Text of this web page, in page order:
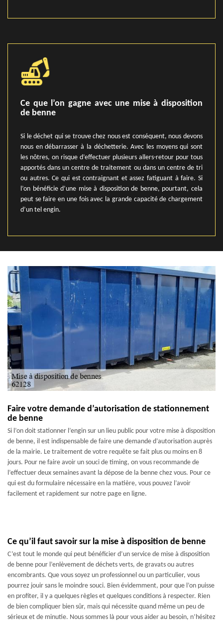
Ce que l’on gagne avec une mise à disposition
de benne
Si le déchet qui se trouve chez nous est conséquent, nous devons
nous en débarrasser à la déchetterie. Avec les moyens qui sont
les nôtres, on risque d’effectuer plusieurs allers-retour pour tous
apportés dans un centre de traitement ou dans un centre de tri
ou autres. Ce qui est contraignant et assez fatiguant à faire. Si
l’on bénéficie d’une mise à disposition de benne, pourtant, cela
peut se faire en une fois avec la grande capacité de chargement
d’un tel engin.
Faire votre demande d’autorisation de stationnement
de benne
Si l’on doit stationner l’engin sur un lieu public pour votre mise à disposition
de benne, il est indispensable de faire une demande d’autorisation auprès
de la mairie. Le traitement de votre requête se fait plus ou moins en 8
jours. Pour ne faire avoir un souci de timing, on vous recommande de
l’effectuer deux semaines avant la dépose de la benne chez vous. Pour ce
qui est du formulaire nécessaire en la matière, vous pouvez l’avoir
facilement et rapidement sur notre page en ligne.
Ce qu’il faut savoir sur la mise à disposition de benne
C’est tout le monde qui peut bénéficier d’un service de mise à disposition
de benne pour l’enlèvement de déchets verts, de gravats ou autres
encombrants. Que vous soyez un professionnel ou un particulier, vous
pourrez jouir sans le moindre souci. Bien évidemment, pour que l’on puisse
en profiter, il y a quelques règles et quelques conditions à respecter. Rien
de bien compliquer bien sûr, mais qui nécessite quand même un peu de
sérieux et de minutie. Nous sommes là pour vous aider au besoin, n’hésitez